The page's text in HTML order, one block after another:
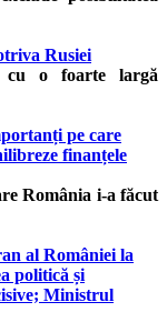
Rusiei
cu o foarte largă
pe care
finanțele
România i-a făcut
al României la
politică și
Ministrul